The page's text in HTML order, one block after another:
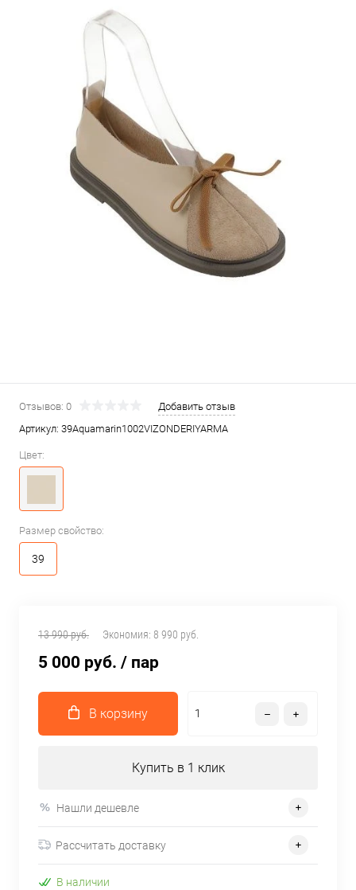
Отзывов: 0
Добавить отзыв
Артикул: 39Aquamarin1002VIZONDERIYARMA
Цвет:
Размер свойство:
39
13 990 руб. Экономия: 8 990 руб.
5 000 руб. / пар
В корзину
Купить в 1 клик
Нашли дешевле
Рассчитать доставку
В наличии